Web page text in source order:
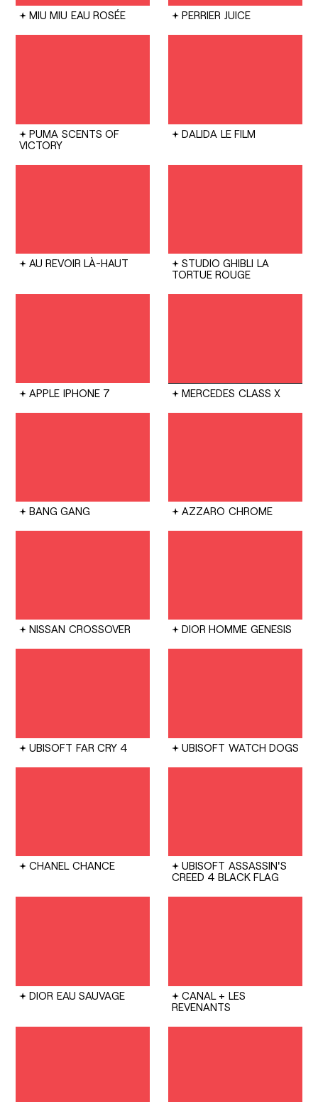
MIU MIU EAU ROSÉE PERRIER JUICE
PUMA SCENTS OF
VICTORY
DALIDA LE FILM
AU REVOIR LÀ-HAUT STUDIO GHIBLI LA
TORTUE ROUGE
APPLE IPHONE 7 MERCEDES CLASS X
BANG GANG AZZARO CHROME
NISSAN CROSSOVER DIOR HOMME GENESIS
UBISOFT FAR CRY 4 UBISOFT WATCH DOGS
CHANEL CHANCE UBISOFT ASSASSIN'S
CREED 4 BLACK FLAG
DIOR EAU SAUVAGE CANAL + LES
REVENANTS